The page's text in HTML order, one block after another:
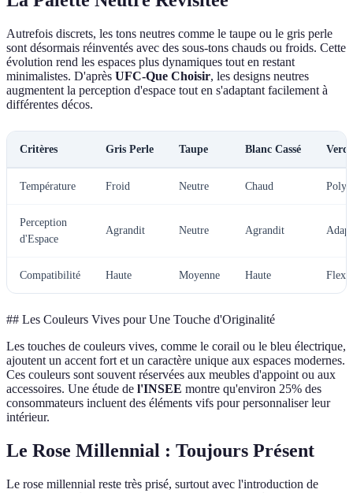
Autrefois discrets, les tons neutres comme le taupe ou le gris perle
sont désormais réinventés avec des sous-tons chauds ou froids. Cette
évolution rend les espaces plus dynamiques tout en restant
minimalistes. D'après UFC-Que Choisir, les designs neutres
augmentent la perception d'espace tout en s'adaptant facilement à
différentes décos.
Critères Gris Perle Taupe Blanc Cassé
Température Froid Neutre Chaud
Perception
d'Espace
Agrandit Neutre Agrandit
Compatibilité Haute Moyenne Haute
## Les Couleurs Vives pour Une Touche d'Originalité
Les touches de couleurs vives, comme le corail ou le bleu électrique,
ajoutent un accent fort et un caractère unique aux espaces modernes.
Ces couleurs sont souvent réservées aux meubles d'appoint ou aux
accessoires. Une étude de l'INSEE montre qu'environ 25% des
consommateurs incluent des éléments vifs pour personnaliser leur
intérieur.
Le Rose Millennial : Toujours Présent
Le rose millennial reste très prisé, surtout avec l'introduction de